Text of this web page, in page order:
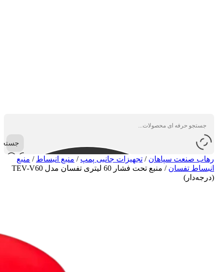
رهاب صنعت سپاهان / تجهیزات جانبی پمپ / منبع انبساط / منبع
انبساط تفسان /
منبع تحت فشار 60 لیتری تفسان مدل TEV-V60
(درجه‌دار)